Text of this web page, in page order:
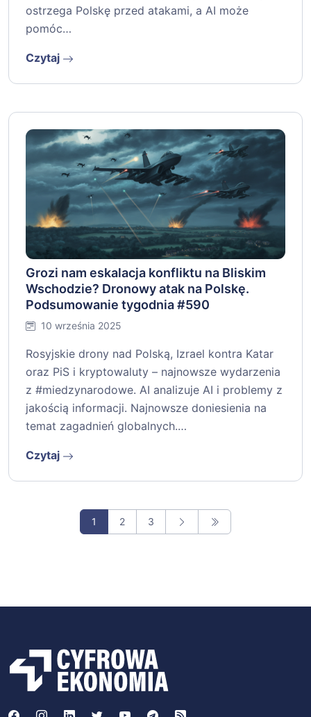
ostrzega Polskę przed atakami, a AI może
pomóc…
Czytaj
Grozi nam eskalacja konfliktu na Bliskim
Wschodzie? Dronowy atak na Polskę.
Podsumowanie tygodnia #590
10 września 2025
Rosyjskie drony nad Polską, Izrael kontra Katar
oraz PiS i kryptowaluty – najnowsze wydarzenia
z #miedzynarodowe. AI analizuje AI i problemy z
jakością informacji. Najnowsze doniesienia na
temat zagadnień globalnych.…
Czytaj
1 2 3